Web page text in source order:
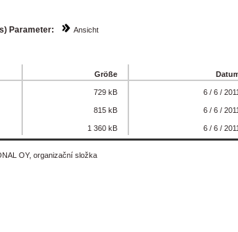
Parameter: Ansicht
Größe
729 kB 6 / 6 / 2011
815 kB 6 / 6 / 2011
1 360 kB 6 / 6 / 2011
OY, organizační složka